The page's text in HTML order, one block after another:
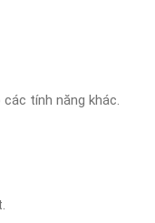
tính năng khác.